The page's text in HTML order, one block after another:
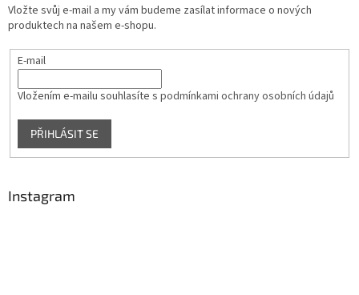
Vložte svůj e-mail a my vám budeme zasílat informace o nových
produktech na našem e-shopu.
E-mail
Vložením e-mailu souhlasíte s podmínkami ochrany osobních údajů
PŘIHLÁSIT SE
Instagram